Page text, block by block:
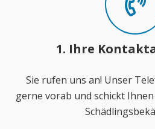
1. Ihre
Sie rufen uns an! Unser
gerne vorab und schickt